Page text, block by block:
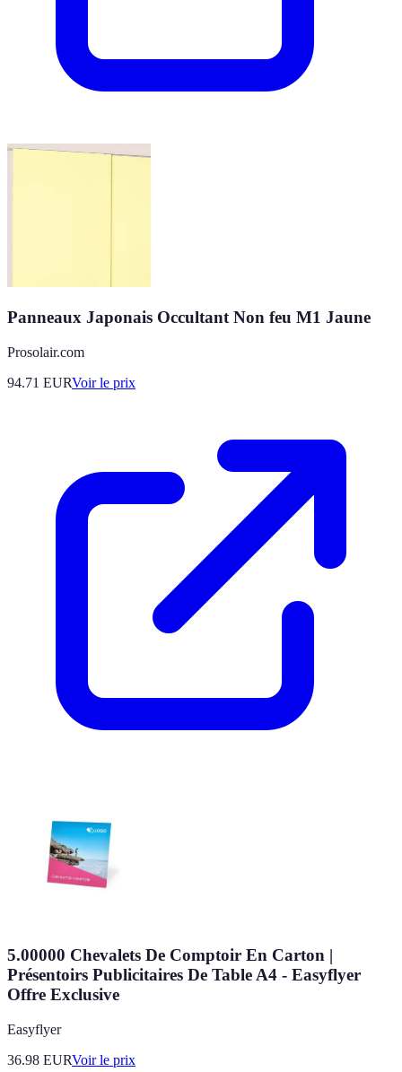
Panneaux Japonais Occultant Non feu M1 Jaune
Prosolair.com
94.71 EURVoir le prix
5.00000 Chevalets De Comptoir En Carton |
Présentoirs Publicitaires De Table A4 - Easyflyer
Offre Exclusive
Easyflyer
36.98 EURVoir le prix